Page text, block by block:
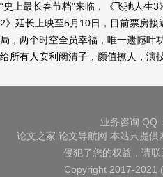
“史上最长春节档”来临，《飞驰人生
2》延长上映至5月10日，目前票房
局，两个时空全员幸福，唯一遗憾叶
给所有人安利阚清子，颜值撩人，演
业务咨询 QQ
论文之家 论文导航网 本站只提供
侵犯了您的权益，请联
Copyright 2017-2021